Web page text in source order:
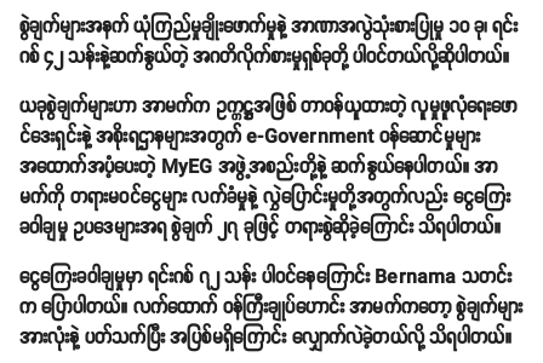
စွဲချက်များအနက် ယုံကြည်မှုချိုးဖောက်မှုနဲ့ အာဏာအလွဲသုံးစားပြုမှု ၁၀ ခု၊ ရင်း
ဂစ် ၄၂ သန်းနဲ့ဆက်နွယ်တဲ့ အဂတိလိုက်စားမှုရှစ်ခုတို့ ပါဝင်တယ်လို့ဆိုပါတယ်။
ယခုစွဲချက်များဟာ အာမက်က ဥက္ကဋ္ဌအဖြစ် တာဝန်ယူထားတဲ့ လူမှုဖူလုံရေးဖော
င်ဒေးရှင်းနဲ့ အစိုးရဌာနများအတွက် e-Government ဝန်ဆောင်မှုများ
အထောက်အပံ့ပေးတဲ့ MyEG အဖွဲ့အစည်းတို့နဲ့ ဆက်နွယ်နေပါတယ်။ အာ
မက်ကို တရားမဝင်ငွေများ လက်ခံမှုနဲ့ လွှဲပြောင်းမှုတို့အတွက်လည်း ငွေကြေး
ခဝါချမှု ဥပဒေများအရ စွဲချက် ၂၇ ခုဖြင့် တရားစွဲဆိုခဲ့ကြောင်း သိရပါတယ်။
ငွေကြေးခဝါချမှုမှာ ရင်းဂစ် ၇၂ သန်း ပါဝင်နေကြောင်း Bernama သတင်း
က ပြောပါတယ်။ လက်ထောက် ဝန်ကြီးချုပ်ဟောင်း အာမက်ကတော့ စွဲချက်များ
အားလုံးနဲ့ ပတ်သက်ပြီး အပြစ်မရှိကြောင်း လျှောက်လဲခဲ့တယ်လို့ သိရပါတယ်။